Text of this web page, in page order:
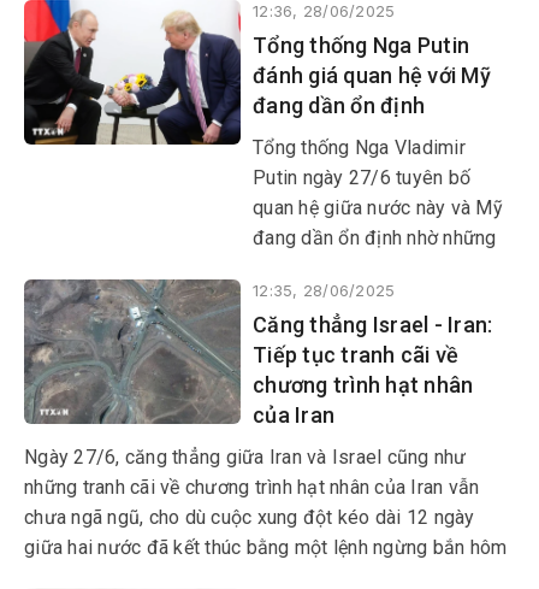
Nguyên tử Quốc tế (IAEA)
Raphael Grossi thanh sát các
cơ sở hạt nhân hoặc triển khai
lắp đặt camera tại đó, sau khi
Iran phát hiện thông tin về các
cơ sở từng được IAEA giám
sát của mình xuất hiện trong
các tài liệu của Israel.
12:36, 28/06/2025
Tổng thống Nga Putin
đánh giá quan hệ với Mỹ
đang dần ổn định
Tổng thống Nga Vladimir
Putin ngày 27/6 tuyên bố
quan hệ giữa nước này và Mỹ
đang dần ổn định nhờ những
Donald Trump.
12:35, 28/06/2025
Căng thẳng Israel - Iran:
Tiếp tục tranh cãi về
chương trình hạt nhân
của Iran
Ngày 27/6, căng thẳng giữa Iran và Israel cũng như
những tranh cãi về chương trình hạt nhân của Iran vẫn
chưa ngã ngũ, cho dù cuộc xung đột kéo dài 12 ngày
giữa hai nước đã kết thúc bằng một lệnh ngừng bắn hôm